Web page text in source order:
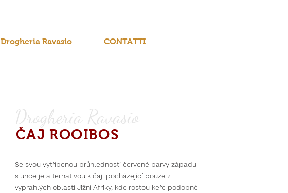
Drogheria Ravasio CONTATTI
Drogheria Ravasio
ČAJ ROOIBOS
Se svou vytříbenou průhledností červené barvy západu
slunce je alternativou k čaji pocházející pouze z
vyprahlých oblastí Jižní Afriky, kde rostou keře podobné